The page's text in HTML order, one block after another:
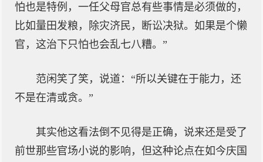
怕也是特例，一任父母官总有些事情是必须做的，
比如量田发粮，除灾济民，断讼决狱。如果是个懒
官，这治下只怕也会乱七八糟。”
范闲笑了笑，说道：“所以关键在于能力，还
不是在清或贪。”
其实他这看法倒不见得是正确，说来还是受了
前世那些官场小说的影响，但这种论点在如今庆国